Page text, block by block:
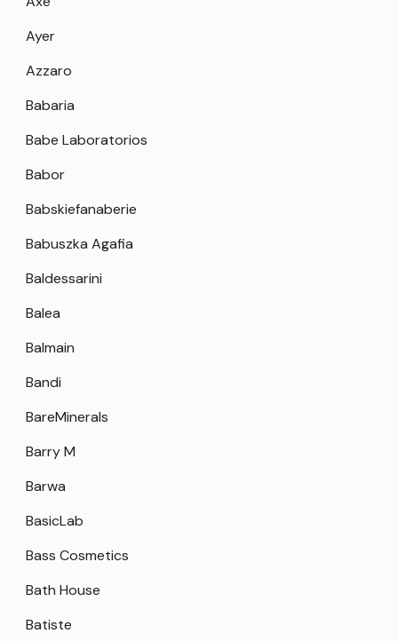
Ayer
Azzaro
Babaria
Babe Laboratorios
Babor
Babskiefanaberie
Babuszka Agafia
Baldessarini
Balea
Balmain
Bandi
BareMinerals
Barry M
Barwa
BasicLab
Bass Cosmetics
Bath House
Batiste